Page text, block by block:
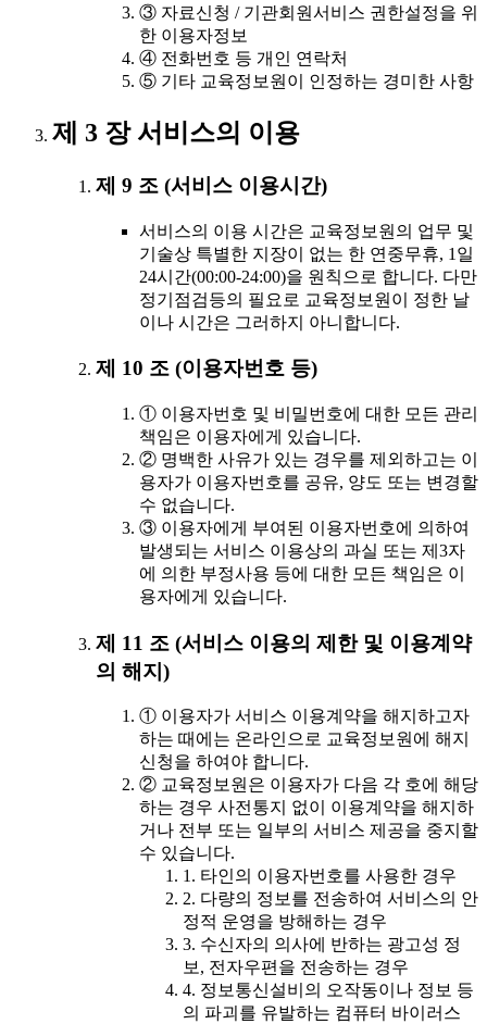
③ 자료신청 / 기관회원서비스 권한설정을 위
한 이용자정보
④ 전화번호 등 개인 연락처
⑤ 기타 교육정보원이 인정하는 경미한 사항
제 3 장 서비스의 이용
제 9 조 (서비스 이용시간)
서비스의 이용 시간은 교육정보원의 업무 및
기술상 특별한 지장이 없는 한 연중무휴, 1일
24시간(00:00-24:00)을 원칙으로 합니다. 다만
정기점검등의 필요로 교육정보원이 정한 날
이나 시간은 그러하지 아니합니다.
제 10 조 (이용자번호 등)
① 이용자번호 및 비밀번호에 대한 모든 관리
책임은 이용자에게 있습니다.
② 명백한 사유가 있는 경우를 제외하고는 이
용자가 이용자번호를 공유, 양도 또는 변경할
수 없습니다.
③ 이용자에게 부여된 이용자번호에 의하여
발생되는 서비스 이용상의 과실 또는 제3자
에 의한 부정사용 등에 대한 모든 책임은 이
용자에게 있습니다.
제 11 조 (서비스 이용의 제한 및 이용계약
의 해지)
① 이용자가 서비스 이용계약을 해지하고자
하는 때에는 온라인으로 교육정보원에 해지
신청을 하여야 합니다.
② 교육정보원은 이용자가 다음 각 호에 해당
하는 경우 사전통지 없이 이용계약을 해지하
거나 전부 또는 일부의 서비스 제공을 중지할
수 있습니다.
1. 타인의 이용자번호를 사용한 경우
2. 다량의 정보를 전송하여 서비스의 안
정적 운영을 방해하는 경우
3. 수신자의 의사에 반하는 광고성 정
보, 전자우편을 전송하는 경우
4. 정보통신설비의 오작동이나 정보 등
의 파괴를 유발하는 컴퓨터 바이러스